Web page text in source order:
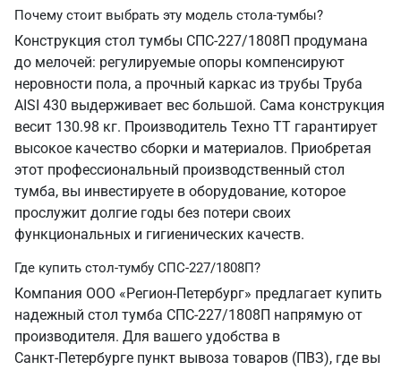
Почему стоит выбрать эту модель стола-тумбы?
Конструкция стол тумбы СПС-227/1808П продумана
до мелочей: регулируемые опоры компенсируют
неровности пола, а прочный каркас из трубы Труба
AISI 430 выдерживает вес большой. Сама конструкция
весит 130.98 кг. Производитель Техно ТТ гарантирует
высокое качество сборки и материалов. Приобретая
этот профессиональный производственный стол
тумба, вы инвестируете в оборудование, которое
прослужит долгие годы без потери своих
функциональных и гигиенических качеств.
Где купить стол-тумбу СПС-227/1808П?
Компания ООО «Регион-Петербург» предлагает купить
надежный стол тумба СПС-227/1808П напрямую от
производителя. Для вашего удобства в
Санкт‑Петербурге пункт вывоза товаров (ПВЗ), где вы